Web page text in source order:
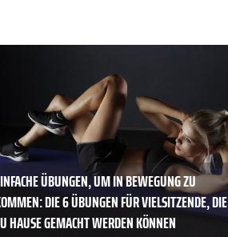
ÜBUNGEN, UM IN BEWEGUNG ZU
DIE 6 ÜBUNGEN FÜR VIELSITZENDE, DIE
HAUSE GEMACHT WERDEN KÖNNEN